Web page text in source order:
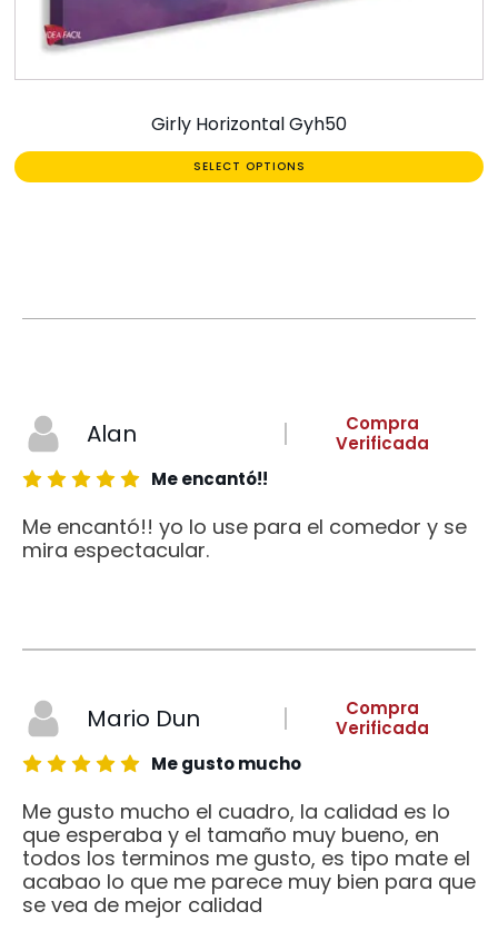
Girly Horizontal Gyh50
SELECT OPTIONS
Alan
Compra
Verificada
Me encantó!!
Me encantó!! yo lo use para el comedor y se
mira espectacular.
Mario Dun
Compra
Verificada
Me gusto mucho
Me gusto mucho el cuadro, la calidad es lo
que esperaba y el tamaño muy bueno, en
todos los terminos me gusto, es tipo mate el
acabao lo que me parece muy bien para que
se vea de mejor calidad